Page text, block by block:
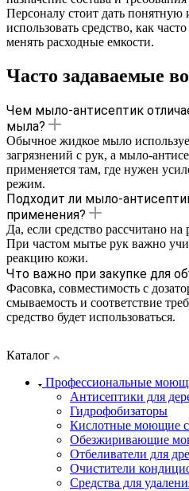
Персоналу стоит дать понятную
использовать средство, как
менять расходные емкости.
Часто задаваемые
Чем мыло-антисептик
мыла?
Обычное жидкое мыло
загрязнений с рук, а мыло-
применяется там, где нужен
режим.
Подходит ли мыло-
применения?
Да, если средство рассчитано на
При частом мытье рук важно
реакцию кожи.
Что важно при закупке для
Фасовка, совместимость с
смываемость и соответствие
средство будет использоваться.
Каталог
Профессиональные
Антисептики для
Гидрофобизаторы
Кислотные моющие
Обезжиривающие
Отбеливатели для
Очистители
Средства для